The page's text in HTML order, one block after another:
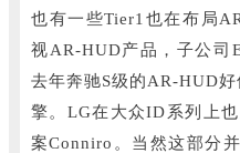
也有一些Tier1也在布局
视AR-HUD产品，子公司
去年奔驰S级的AR-HUD
擎。 LG在大众ID系列上
案Conniro。 当然这部分